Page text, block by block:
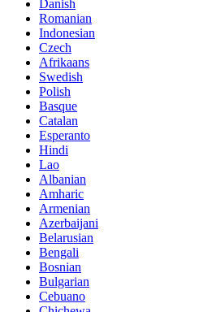
Danish
Romanian
Indonesian
Czech
Afrikaans
Swedish
Polish
Basque
Catalan
Esperanto
Hindi
Lao
Albanian
Amharic
Armenian
Azerbaijani
Belarusian
Bengali
Bosnian
Bulgarian
Cebuano